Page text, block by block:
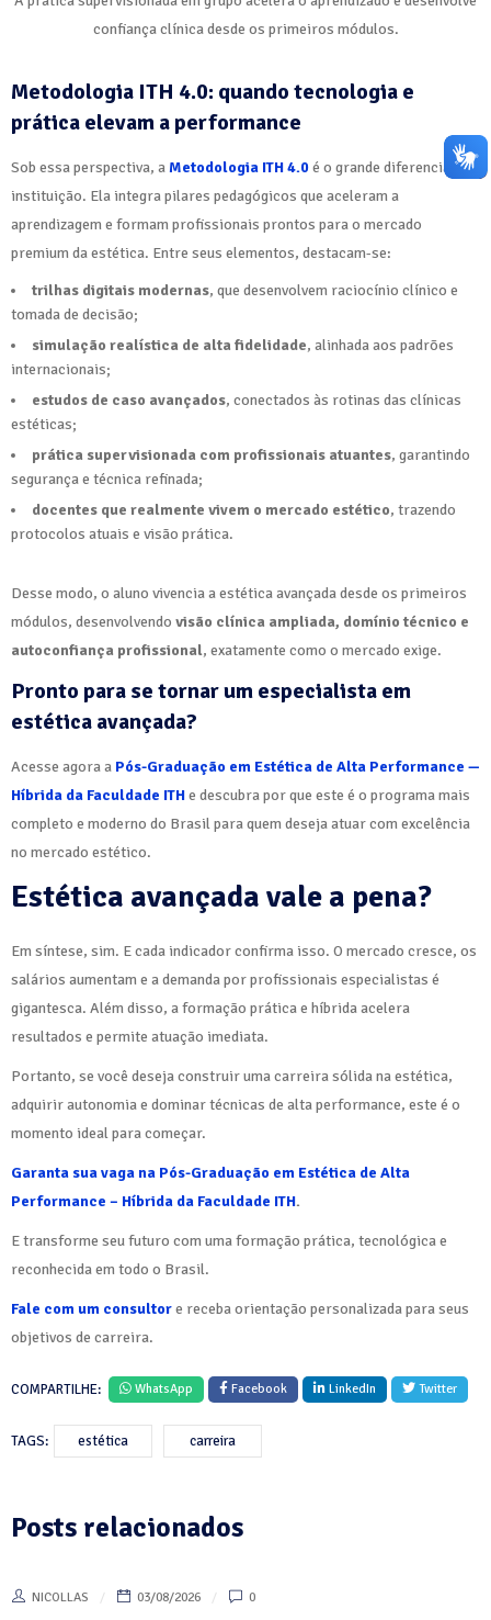
confiança clínica desde os primeiros módulos.
Metodologia ITH 4.0: quando tecnologia e
prática elevam a performance
Sob essa perspectiva, aMetodologia ITH 4.0é o grande diferencial da
instituição. Ela integra pilares pedagógicos que aceleram a
aprendizagem e formam profissionais prontos para o mercado
premium da estética. Entre seus elementos, destacam-se:
trilhas digitais modernas, que desenvolvem raciocínio clínico e
tomada de decisão;
simulação realística de alta fidelidade, alinhada aos padrões
internacionais;
estudos de caso avançados, conectados às rotinas das clínicas
estéticas;
prática supervisionada com profissionais atuantes, garantindo
segurança e técnica refinada;
docentes que realmente vivem o mercado estético, trazendo
protocolos atuais e visão prática.
Desse modo, o aluno vivencia a estética avançada desde os primeiros
módulos, desenvolvendo visão clínica ampliada, domínio técnico e
autoconfiança profissional, exatamente como o mercado exige.
Pronto para se tornar um especialista em
estética avançada?
Acesse agora a Pós-Graduação em Estética de Alta Performance —
Híbrida da Faculdade ITHe descubra por que este é o programa mais
completo e moderno do Brasil para quem deseja atuar com excelência
no mercado estético.
Estética avançada vale a pena?
Em síntese, sim. E cada indicador confirma isso. O mercado cresce, os
salários aumentam e a demanda por profissionais especialistas é
gigantesca. Além disso, a formação prática e híbrida acelera
resultados e permite atuação imediata.
Portanto, se você deseja construir uma carreira sólida na estética,
adquirir autonomia e dominar técnicas de alta performance, este é o
momento ideal para começar.
Garanta sua vaga na Pós-Graduação em Estética de Alta
Performance – Híbrida da Faculdade ITH.
E transforme seu futuro com uma formação prática, tecnológica e
reconhecida em todo o Brasil.
Fale com um consultore receba orientação personalizada para seus
objetivos de carreira.
COMPARTILHE: WhatsApp Facebook LinkedIn Twitter
TAGS: estética carreira
Posts relacionados
NICOLLAS 03/08/2026 0